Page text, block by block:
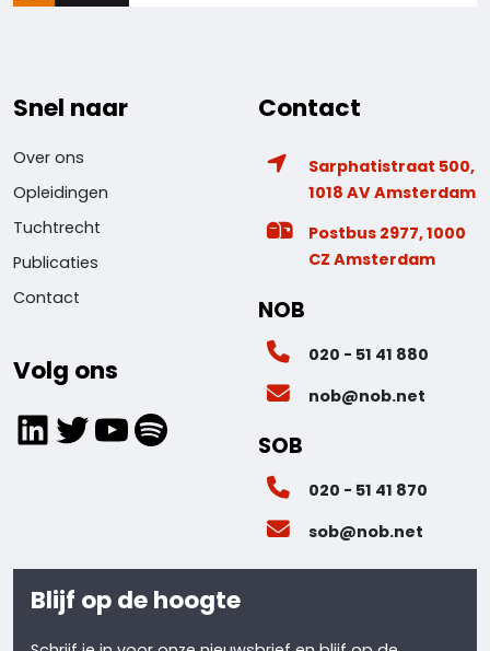
Snel naar
Over ons
Opleidingen
Tuchtrecht
Publicaties
Contact
Volg ons
LinkedIn
Twitter
YouTube
Spotify
Contact
Sarphatistraat 500,
1018 AV Amsterdam
Postbus 2977, 1000
CZ Amsterdam
NOB
020 - 51 41 880
nob@nob.net
SOB
020 - 51 41 870
sob@nob.net
Blijf op de hoogte